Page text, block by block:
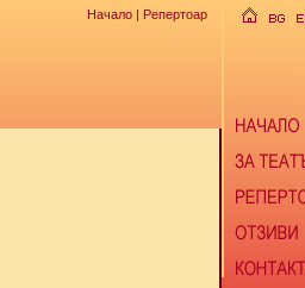
Начало | Репертоар